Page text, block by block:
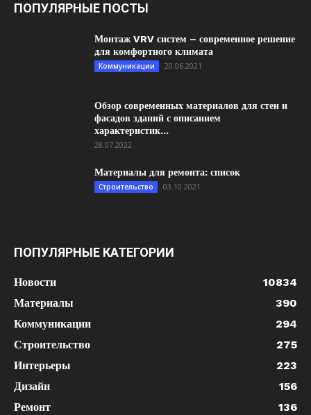
ПОПУЛЯРНЫЕ ПОСТЫ
Монтаж VRV систем – современное решение
для комфортного климата
Коммуникации 20.06.2021
Обзор современных материалов для стен и
фасадов зданий с описанием
характеристик...
28.07.2022
Материалы для ремонта: список
Строительство 03.10.2021
ПОПУЛЯРНЫЕ КАТЕГОРИИ
Новости
10834
Материалы
390
Коммуникации
294
Строительство
275
Интерьеры
223
Дизайн
156
Ремонт
136